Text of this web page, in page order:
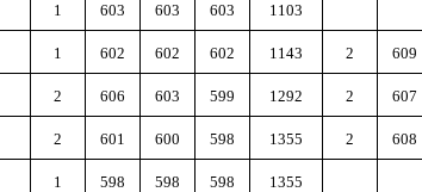
1 603 603 603 1103
1 602 602 602 1143 2 609
2 606 603 599 1292 2 607
2 601 600 598 1355 2 608
1 598 598 598 1355